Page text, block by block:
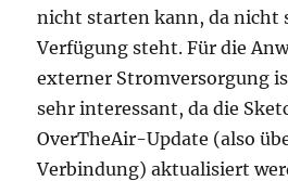
nicht starten kann, da nicht
Verfügung steht. Für die
externer Stromversorgung
sehr interessant, da die
OverTheAir-Update (also
Verbindung) aktualisiert